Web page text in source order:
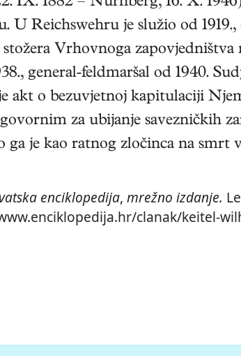
U Reichswehru je služio od 1919.,
Vrhovnoga zapovjedništva
general-feldmaršal od 1940.
akt o bezuvjetnoj kapitulaciji
za ubijanje savezničkih
ga je kao ratnog zločinca na smrt
enciklopedija, mrežno izdanje.
clanak/keitel-